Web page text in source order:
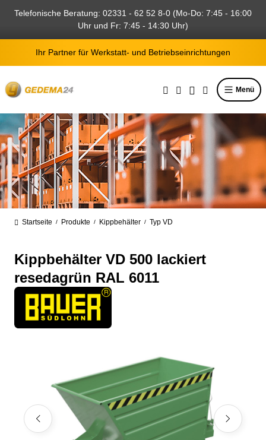
springen
Telefonische Beratung: 02331 - 62 52 8-0 (Mo-Do: 7:45 - 16:00
Uhr und Fr: 7:45 - 14:30 Uhr)
Ihr Partner für Werkstatt- und Betriebseinrichtungen
Menü
Startseite / Produkte / Kippbehälter / Typ VD
Kippbehälter VD 500 lackiert
resedagrün RAL 6011